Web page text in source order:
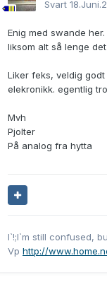
Svart
Enig med swande
liksom alt så lenge
Liker feks, veldig
elekronikk. egentlig
Mvh
Pjolter
På analog fra hytta
I`!;I`m still confused,
Vp http://